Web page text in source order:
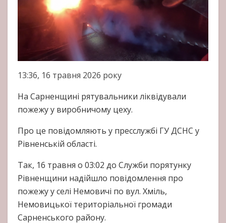
13:36, 16 травня 2026 року
На Сарненщині рятувальники ліквідували
пожежу у виробничому цеху.
Про це повідомляють у пресслужбі ГУ ДСНС у
Рівненській області.
Так, 16 травня о 03:02 до Служби порятунку
Рівненщини надійшло повідомлення про
пожежу у селі Немовичі по вул. Хміль,
Немовицької територіальної громади
Сарненського району.